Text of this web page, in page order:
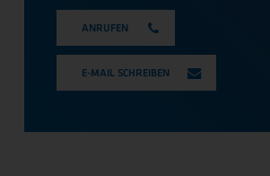
ANRUFEN
E-MAIL SCHREIBEN